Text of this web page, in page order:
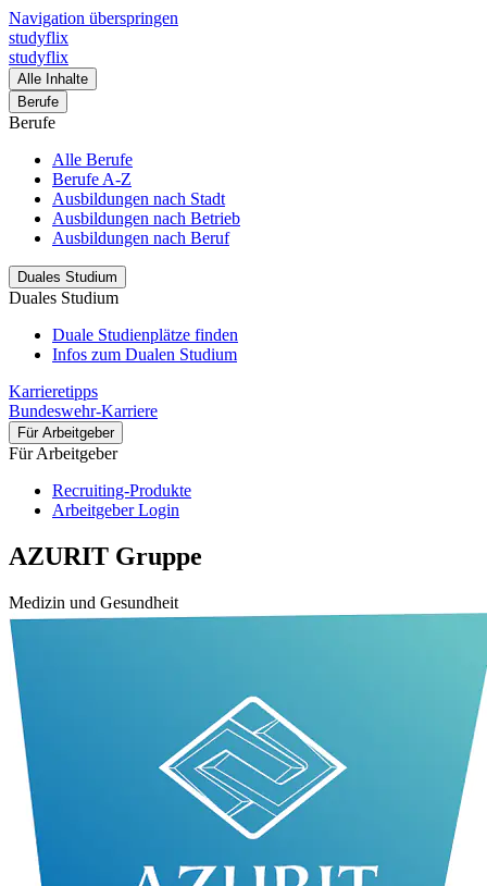
Navigation überspringen
studyflix
studyflix
Alle Inhalte
Berufe
Berufe
Alle Berufe
Berufe A-Z
Ausbildungen nach Stadt
Ausbildungen nach Betrieb
Ausbildungen nach Beruf
Duales Studium
Duales Studium
Duale Studienplätze finden
Infos zum Dualen Studium
Karrieretipps
Bundeswehr-Karriere
Für Arbeitgeber
Für Arbeitgeber
Recruiting-Produkte
Arbeitgeber Login
AZURIT Gruppe
Medizin und Gesundheit